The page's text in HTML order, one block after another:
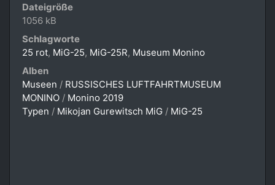
Dateigröße
1056 kB
Schlagworte
25 rot, MiG-25, MiG-25R, Museum Monino
Alben
Museen / RUSSISCHES LUFTFAHRTMUSEUM
MONINO / Monino 2019
Typen / Mikojan Gurewitsch MiG / MiG-25